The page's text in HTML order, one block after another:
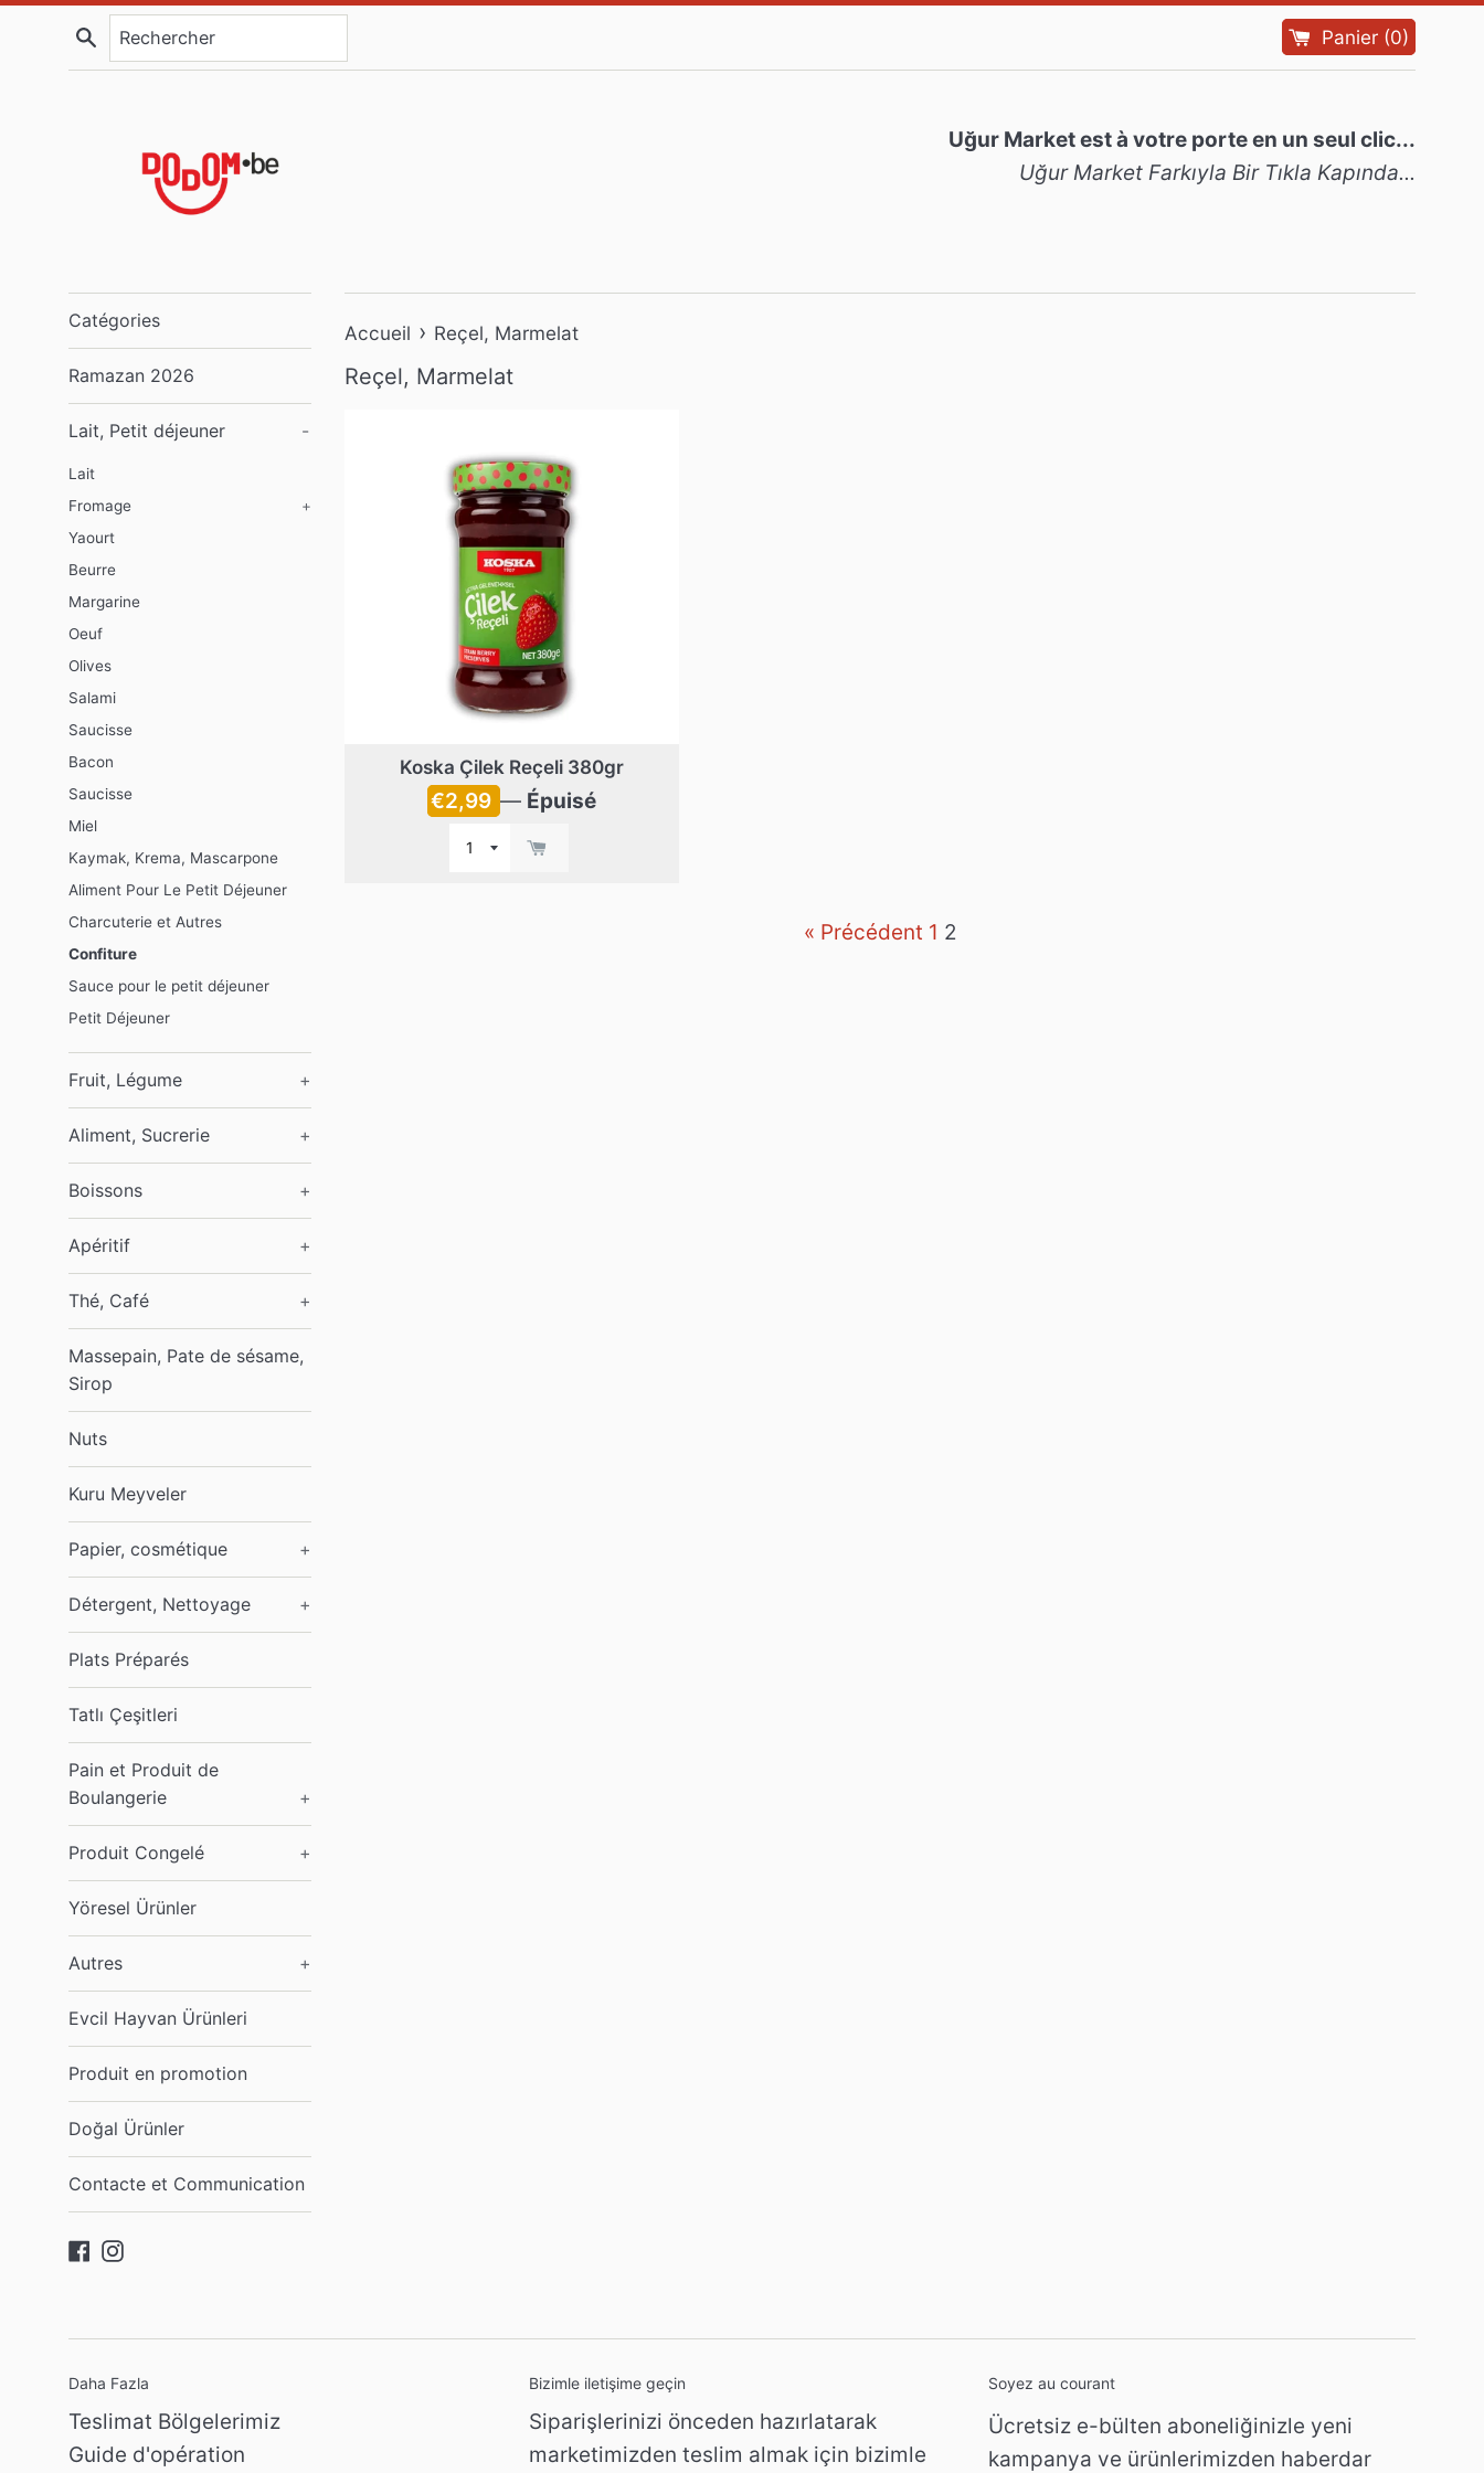
Recherche Panier (0)
Uğur Market est à votre porte en un seul clic...
Uğur Market Farkıyla Bir Tıkla Kapında...
Catégories
Ramazan 2026
Lait, Petit déjeuner -
Lait
Fromage
+
Yaourt
Beurre
Margarine
Oeuf
Olives
Salami
Saucisse
Bacon
Saucisse
Miel
Kaymak, Krema, Mascarpone
Aliment Pour Le Petit Déjeuner
Charcuterie et Autres
Confiture
Sauce pour le petit déjeuner
Petit Déjeuner
Fruit, Légume +
Aliment, Sucrerie +
Boissons +
Apéritif +
Thé, Café +
Massepain, Pate de sésame,
Sirop
Nuts
Kuru Meyveler
Papier, cosmétique +
Détergent, Nettoyage +
Plats Préparés
Tatlı Çeşitleri
Pain et Produit de
Boulangerie
+
Produit Congelé +
Yöresel Ürünler
Autres +
Evcil Hayvan Ürünleri
Produit en promotion
Doğal Ürünler
Contacte et Communication
Facebook
Instagram
Accueil › Reçel, Marmelat
Reçel, Marmelat
Koska Çilek Reçeli 380gr
Prix
€2,99 — Épuisé
« Précédent 1 2
Daha Fazla
Teslimat Bölgelerimiz
Guide d'opération
Bizimle iletişime geçin
Siparişlerinizi önceden hazırlatarak
marketimizden teslim almak için bizimle
Soyez au courant
Ücretsiz e-bülten aboneliğinizle yeni
kampanya ve ürünlerimizden haberdar